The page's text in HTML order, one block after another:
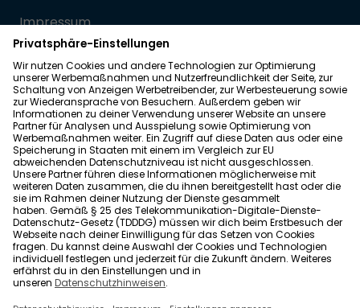
Impressum
Datenschutz
Allgemeine Geschäftsbedingungen
Barrierefreiheit
Wohnglück folgen